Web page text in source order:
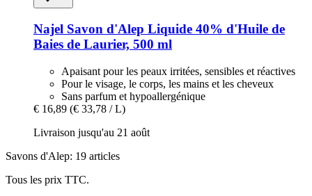
Najel Savon d'Alep Liquide 40% d'Huile de
Baies de Laurier, 500 ml
Apaisant pour les peaux irritées, sensibles et réactives
Pour le visage, le corps, les mains et les cheveux
Sans parfum et hypoallergénique
€ 16,89 (€ 33,78 / L)
Livraison jusqu'au 21 août
Savons d'Alep: 19 articles
Tous les prix TTC.